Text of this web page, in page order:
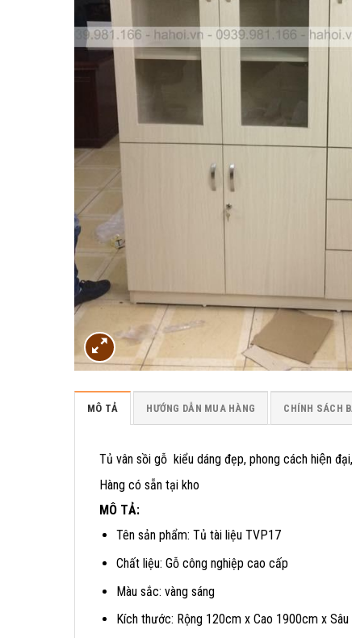
MÔ TẢ HƯỚNG DẪN MUA HÀNG CHÍNH SÁCH
Tủ vân sồi gỗ kiểu dáng đẹp, phong cách hiện
Hàng có sẵn tại kho
MÔ TẢ:
Tên sản phẩm: Tủ tài liệu TVP17
Chất liệu: Gỗ công nghiệp cao cấp
Màu sắc: vàng sáng
Kích thước: Rộng 120cm x Cao 1900cm x